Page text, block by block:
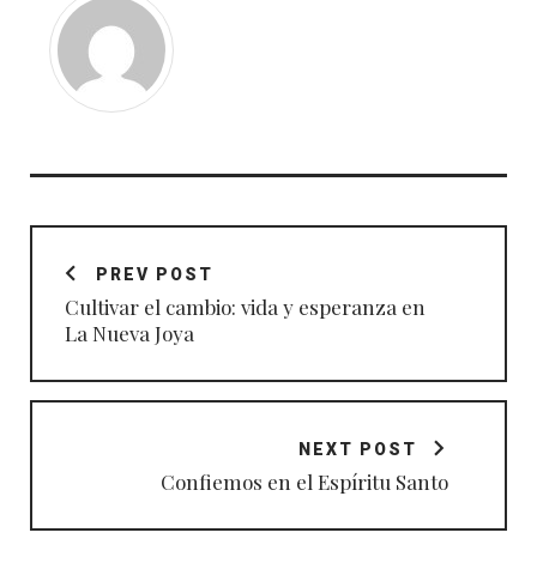
Navegación
entradasPREV POST
Cultivar el cambio: vida y esperanza en
La Nueva Joya
NEXT POST
Confiemos en el Espíritu Santo